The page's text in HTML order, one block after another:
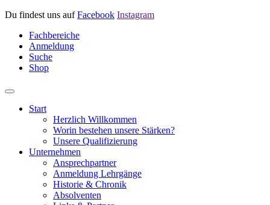
Du findest uns aufFacebook Instagram
Fachbereiche
Anmeldung
Suche
Shop
Start
Herzlich Willkommen
Worin bestehen unsere Stärken?
Unsere Qualifizierung
Unternehmen
Ansprechpartner
Anmeldung Lehrgänge
Historie & Chronik
Absolventen